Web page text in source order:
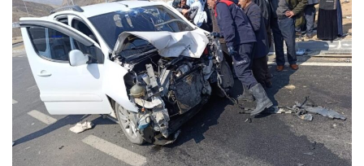
Telegram